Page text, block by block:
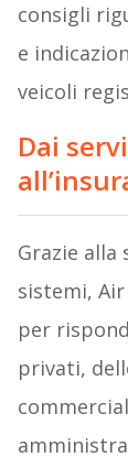
consigli
e
veicoli
Dai
Grazie alla
sistemi,
per
privati,